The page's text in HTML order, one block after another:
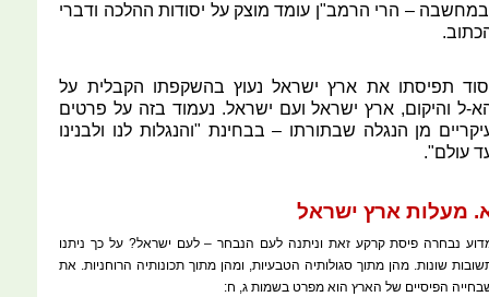
– הרי הרמב"ן עומד מוצק על יסודות ההלכה ודברי
תפיסתו את ארץ ישראל נעוץ בהשקפתו הקבלית על
ל והיקום, ארץ ישראל ועם ישראל. נעמוד בזה על פרטים
מן הנגלה שבתורתו – בבחינת "והנגלות לנו ולבנינו
עולם".
מעלות ארץ ישראל
נבחרה פיסת קרקע זאת וניתנה לעם הנבחר – לעם ישראל? על כך ניתנו
שונות. מהן מתוך סגולותיה הטבעיות, ומהן מתוך תכונותיה הרוחניות. את
הפיסיים של הארץ הוא מפרט בשמות ג, ח: